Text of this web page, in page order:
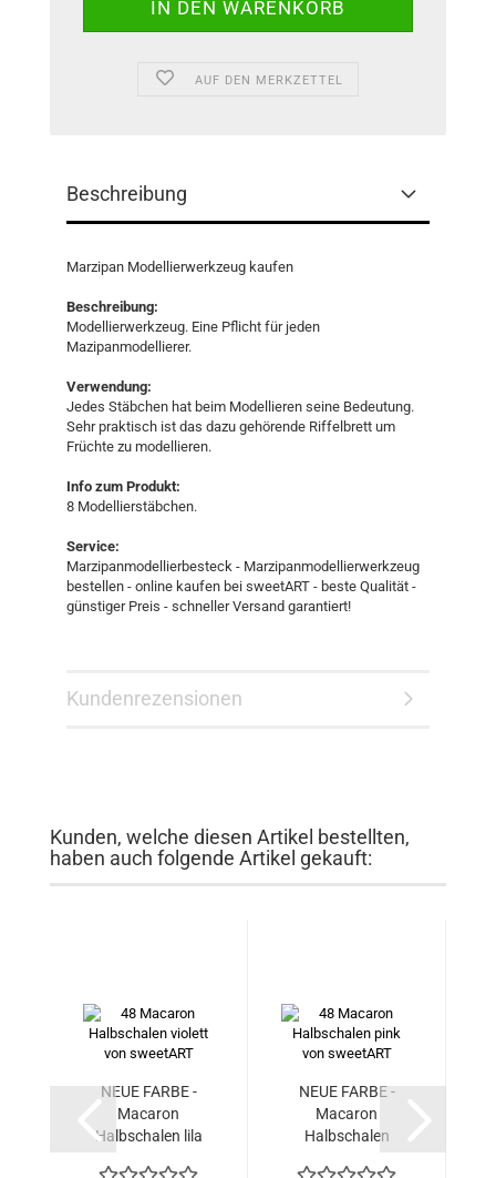
AUF DEN MERKZETTEL
Beschreibung
Marzipan Modellierwerkzeug kaufen
Beschreibung:
Modellierwerkzeug. Eine Pflicht für jeden
Mazipanmodellierer.
Verwendung:
Jedes Stäbchen hat beim Modellieren seine Bedeutung.
Sehr praktisch ist das dazu gehörende Riffelbrett um
Früchte zu modellieren.
Info zum Produkt:
8 Modellierstäbchen.
Service:
Marzipanmodellierbesteck - Marzipanmodellierwerkzeug
bestellen - online kaufen bei sweetART - beste Qualität -
günstiger Preis - schneller Versand garantiert!
Kundenrezensionen
Kunden, welche diesen Artikel bestellten,
haben auch folgende Artikel gekauft:
NEUE FARBE -
Macaron
Halbschalen lila
NEUE FARBE -
Macaron
Halbschalen